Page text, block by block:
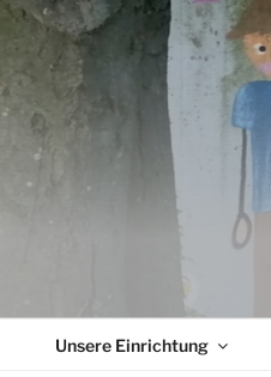
Zum
Inhalt
springen
Unsere Einrichtung